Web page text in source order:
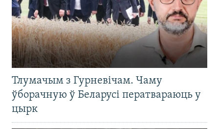
Тлумачым з Гурневічам. Чаму
ўборачную ў Беларусі ператвараюць у
цырк